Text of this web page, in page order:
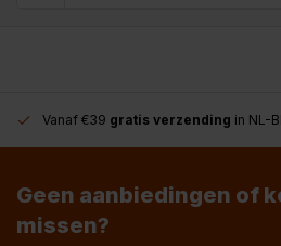
Vanaf €39 gratis verzending in NL-
Geen aanbiedingen of
missen?